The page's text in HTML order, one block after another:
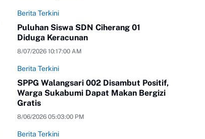
Berita Terkini
Puluhan Siswa SDN Ciherang 01
Diduga Keracunan
8/07/2026 10:17:00 AM
Berita Terkini
SPPG Walangsari 002 Disambut Positif,
Warga Sukabumi Dapat Makan Bergizi
Gratis
8/06/2026 05:03:00 PM
Berita Terkini